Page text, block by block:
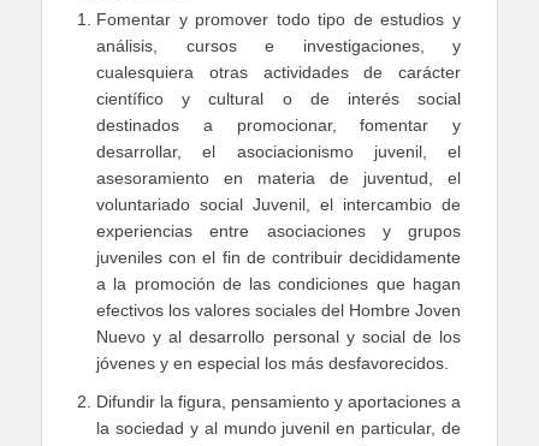
Fomentar y promover todo tipo de estudios y
análisis, cursos e investigaciones, y
cualesquiera otras actividades de carácter
científico y cultural o de interés social
destinados a promocionar, fomentar y
desarrollar, el asociacionismo juvenil, el
asesoramiento en materia de juventud, el
voluntariado social Juvenil, el intercambio de
experiencias entre asociaciones y grupos
juveniles con el fin de contribuir decididamente
a la promoción de las condiciones que hagan
efectivos los valores sociales del Hombre Joven
Nuevo y al desarrollo personal y social de los
jóvenes y en especial los más desfavorecidos.
Difundir la figura, pensamiento y aportaciones a
la sociedad y al mundo juvenil en particular, de